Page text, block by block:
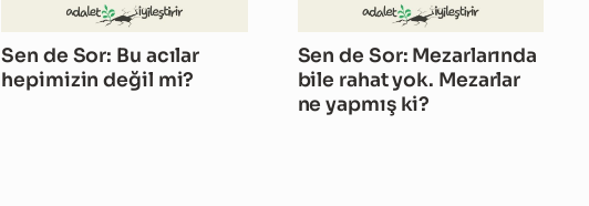
Sen de Sor: Bu acılar
hepimizin değil mi?
Sen de Sor: Mezarlarında
bile rahat yok. Mezarlar
ne yapmış ki?